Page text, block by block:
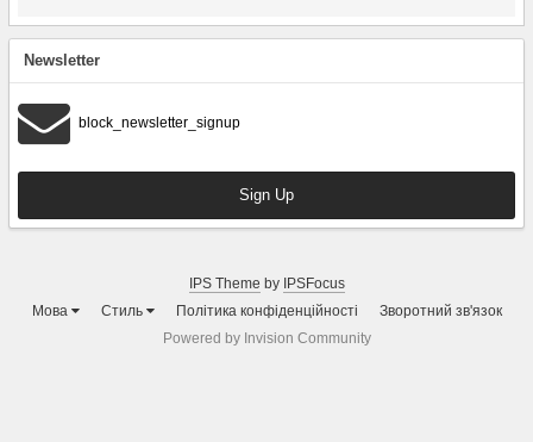
Newsletter
block_newsletter_signup
Sign Up
IPS Theme by IPSFocus
Мова
Стиль Політика конфіденційності
Зворотний зв'язок
Powered by Invision Community